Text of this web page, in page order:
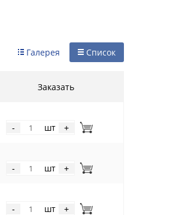
Список
Галерея
Заказать
- шт +
- шт +
- шт +